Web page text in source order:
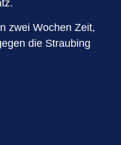
zwei Wochen Zeit,
die Straubing